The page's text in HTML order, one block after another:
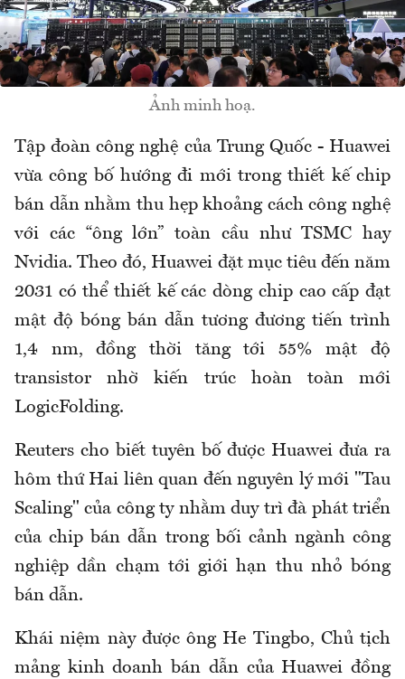
Ảnh minh hoạ.
Tập đoàn công nghệ của Trung Quốc - Huawei
vừa công bố hướng đi mới trong thiết kế chip
bán dẫn nhằm thu hẹp khoảng cách công nghệ
với các “ông lớn” toàn cầu như TSMC hay
Nvidia. Theo đó, Huawei đặt mục tiêu đến năm
2031 có thể thiết kế các dòng chip cao cấp đạt
mật độ bóng bán dẫn tương đương tiến trình
1,4 nm, đồng thời tăng tới 55% mật độ
transistor nhờ kiến trúc hoàn toàn mới
LogicFolding.
Reuters cho biết tuyên bố được Huawei đưa ra
hôm thứ Hai liên quan đến nguyên lý mới "Tau
Scaling" của công ty nhằm duy trì đà phát triển
của chip bán dẫn trong bối cảnh ngành công
nghiệp dần chạm tới giới hạn thu nhỏ bóng
bán dẫn.
Khái niệm này được ông He Tingbo, Chủ tịch
mảng kinh doanh bán dẫn của Huawei đồng